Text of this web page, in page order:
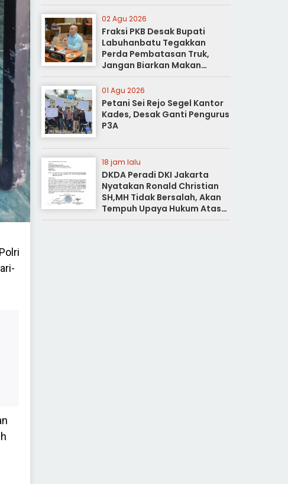
02 Agu 2026
Fraksi PKB Desak Bupati
Labuhanbatu Tegakkan
Perda Pembatasan Truk,
Jangan Biarkan Makan
Korban
01 Agu 2026
Petani Sei Rejo Segel Kantor
Kades, Desak Ganti Pengurus
P3A
18 jam lalu
DKDA Peradi DKI Jakarta
Nyatakan Ronald Christian
SH,MH Tidak Bersalah, Akan
Tempuh Upaya Hukum Atas
Pemberitaan Yang Tidak